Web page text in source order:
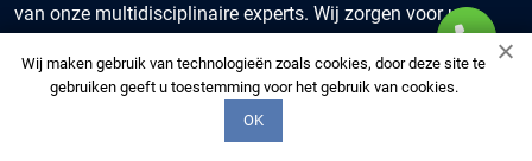
Wij maken gebruik van technologieën zoals cookies, door deze site te
gebruiken geeft u toestemming voor het gebruik van cookies.
OK
van onze multidisciplinaire experts. Wij zorgen voor uw